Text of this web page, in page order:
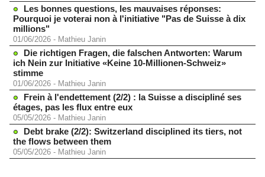
Les bonnes questions, les mauvaises réponses:
Pourquoi je voterai non à l'initiative "Pas de Suisse à dix
millions"
01/06/2026 - Mathieu Janin
Die richtigen Fragen, die falschen Antworten: Warum
ich Nein zur Initiative «Keine 10-Millionen-Schweiz»
stimme
01/06/2026 - Mathieu Janin
Frein à l'endettement (2/2) : la Suisse a discipliné ses
étages, pas les flux entre eux
05/05/2026 - Mathieu Janin
Debt brake (2/2): Switzerland disciplined its tiers, not
the flows between them
05/05/2026 - Mathieu Janin